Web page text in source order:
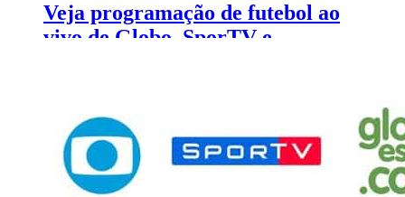
Veja programação de futebol ao
vivo de Globo, SporTV e